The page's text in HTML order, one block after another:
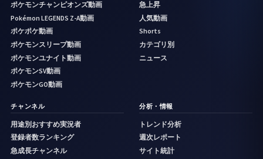
ポケモンチャンピオンズ動画
Pokémon LEGENDS Z-A動画
ポケポケ動画
ポケモンスリープ動画
ポケモンユナイト動画
ポケモンSV動画
ポケモンGO動画
急上昇
人気動画
Shorts
カテゴリ別
ニュース
チャンネル
用途別おすすめ実況者
登録者数ランキング
急成長チャンネル
分析・情報
トレンド分析
週次レポート
サイト統計